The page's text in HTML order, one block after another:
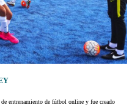
entrenamiento de fútbol online y fue creado